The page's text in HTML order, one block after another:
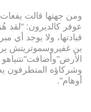
ومن جهتها قالت
عوفر كالديرون:
قيادتها، ولا يوجد أي
بن غفيروسموتريتش
وشركاؤه المتطرفون
أوهام".